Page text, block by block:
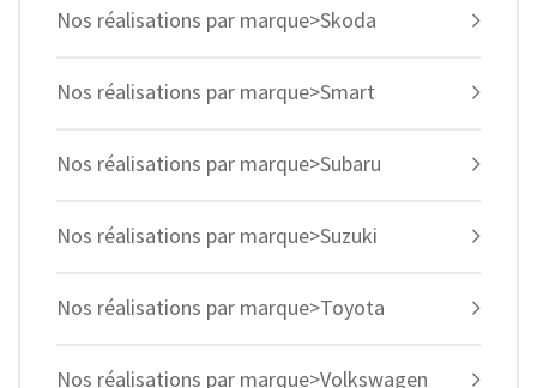
Nos réalisations par marque>Skoda
Nos réalisations par marque>Smart
Nos réalisations par marque>Subaru
Nos réalisations par marque>Suzuki
Nos réalisations par marque>Toyota
Nos réalisations par marque>Volkswagen